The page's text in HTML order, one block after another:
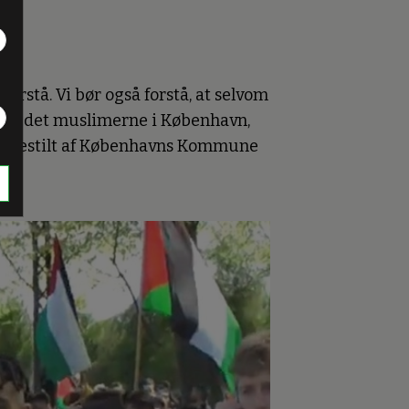
Vi bør også forstå, at selvom
det muslimerne i København,
af Københavns Kommune